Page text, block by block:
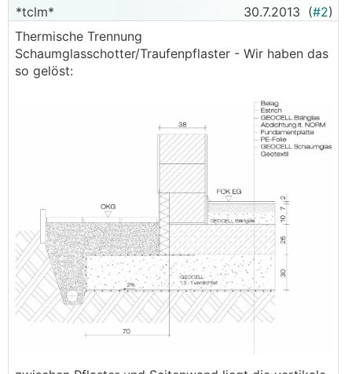
*tclm* 30.7.2013 (#2)
Thermische Trennung
Schaumglasschotter/Traufenpflaster - Wir haben das
so gelöst: